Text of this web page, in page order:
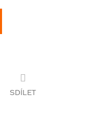
SDÍLET